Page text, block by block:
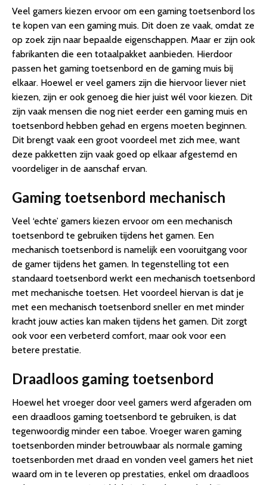
Veel gamers kiezen ervoor om een gaming toetsenbord los
te kopen van een gaming muis. Dit doen ze vaak, omdat ze
op zoek zijn naar bepaalde eigenschappen. Maar er zijn ook
fabrikanten die een totaalpakket aanbieden. Hierdoor
passen het gaming toetsenbord en de gaming muis bij
elkaar. Hoewel er veel gamers zijn die hiervoor liever niet
kiezen, zijn er ook genoeg die hier juist wél voor kiezen. Dit
zijn vaak mensen die nog niet eerder een gaming muis en
toetsenbord hebben gehad en ergens moeten beginnen.
Dit brengt vaak een groot voordeel met zich mee, want
deze pakketten zijn vaak goed op elkaar afgestemd en
voordeliger in de aanschaf ervan.
Gaming toetsenbord mechanisch
Veel ‘echte’ gamers kiezen ervoor om een mechanisch
toetsenbord te gebruiken tijdens het gamen. Een
mechanisch toetsenbord is namelijk een vooruitgang voor
de gamer tijdens het gamen. In tegenstelling tot een
standaard toetsenbord werkt een mechanisch toetsenbord
met mechanische toetsen. Het voordeel hiervan is dat je
met een mechanisch toetsenbord sneller en met minder
kracht jouw acties kan maken tijdens het gamen. Dit zorgt
ook voor een verbeterd comfort, maar ook voor een
betere prestatie.
Draadloos gaming toetsenbord
Hoewel het vroeger door veel gamers werd afgeraden om
een draadloos gaming toetsenbord te gebruiken, is dat
tegenwoordig minder een taboe. Vroeger waren gaming
toetsenborden minder betrouwbaar als normale gaming
toetsenborden met draad en vonden veel gamers het niet
waard om in te leveren op prestaties, enkel om draadloos